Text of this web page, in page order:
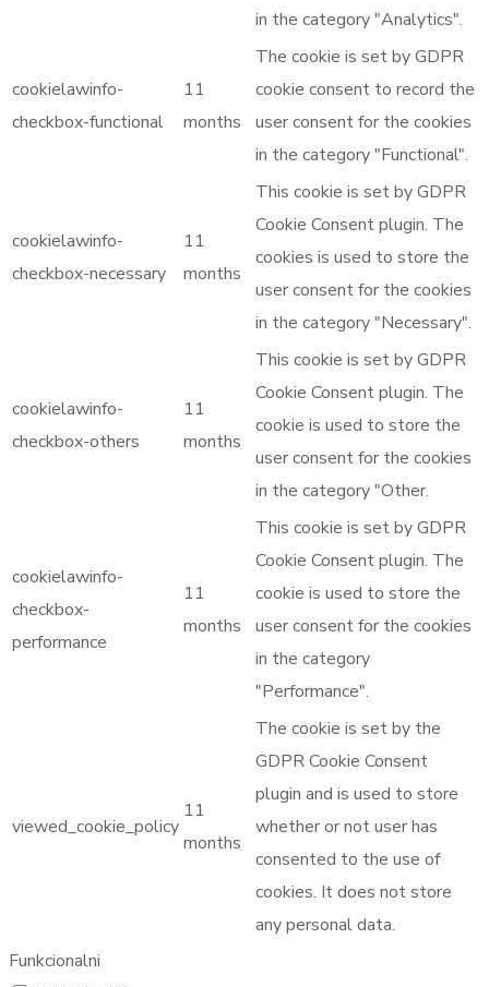
in the category "Analytics".
cookielawinfo-
checkbox-functional
11
months
The cookie is set by GDPR
cookie consent to record the
user consent for the cookies
in the category "Functional".
cookielawinfo-
checkbox-necessary
11
months
This cookie is set by GDPR
Cookie Consent plugin. The
cookies is used to store the
user consent for the cookies
in the category "Necessary".
cookielawinfo-
checkbox-others
11
months
This cookie is set by GDPR
Cookie Consent plugin. The
cookie is used to store the
user consent for the cookies
in the category "Other.
cookielawinfo-
checkbox-
performance
11
months
This cookie is set by GDPR
Cookie Consent plugin. The
cookie is used to store the
user consent for the cookies
in the category
"Performance".
viewed_cookie_policy
11
months
The cookie is set by the
GDPR Cookie Consent
plugin and is used to store
whether or not user has
consented to the use of
cookies. It does not store
any personal data.
Funkcionalni